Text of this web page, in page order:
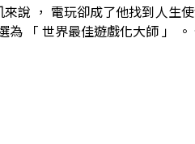
說 ， 電玩卻成了他找到人
「 世界最佳遊戲化大師 」